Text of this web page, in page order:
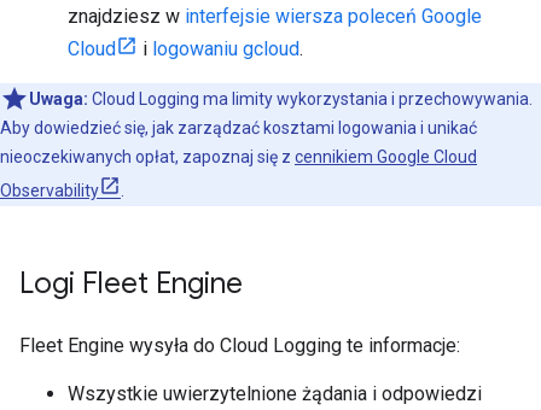
znajdziesz w interfejsie wiersza poleceń Google
Cloud
i logowaniu gcloud.
Uwaga: Cloud Logging ma limity wykorzystania i przechowywania.
Aby dowiedzieć się, jak zarządzać kosztami logowania i unikać
nieoczekiwanych opłat, zapoznaj się z cennikiem Google Cloud
Observability
Logi Fleet Engine
Fleet Engine wysyła do Cloud Logging te informacje:
Wszystkie uwierzytelnione żądania i odpowiedzi